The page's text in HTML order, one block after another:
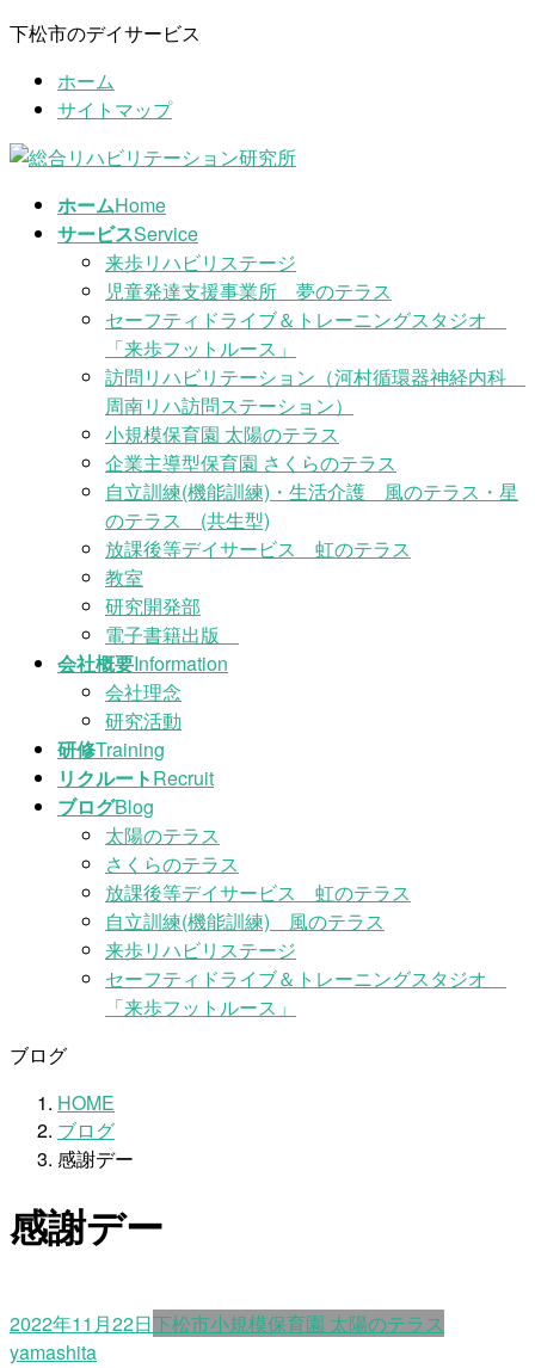
コ
ツ
ナ
シ
下松市のデイサービス
ホーム
サイトマップ
ホームHome
サービスService
来歩リハビリステージ
児童発達支援事業所 夢のテラス
セーフティドライブ＆トレーニングスタジオ
「来歩フットルース」
訪問リハビリテーション（河村循環器神経内科
周南リハ訪問ステーション）
小規模保育園 太陽のテラス
企業主導型保育園 さくらのテラス
自立訓練(機能訓練)・生活介護 風のテラス・星
のテラス (共生型)
放課後等デイサービス 虹のテラス
教室
研究開発部
電子書籍出版
会社概要Information
会社理念
研究活動
研修Training
リクルートRecruit
ブログBlog
太陽のテラス
さくらのテラス
放課後等デイサービス 虹のテラス
自立訓練(機能訓練) 風のテラス
来歩リハビリステージ
セーフティドライブ＆トレーニングスタジオ
「来歩フットルース」
ブログ
HOME
ブログ
感謝デー
感謝デー
2022年11月22日下松市小規模保育園 太陽のテラス
yamashita